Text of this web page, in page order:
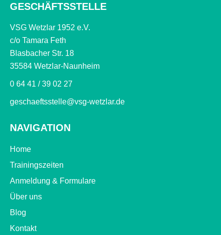
GESCHÄFTSSTELLE
VSG Wetzlar 1952 e.V.
c/o Tamara Feth
Blasbacher Str. 18
35584 Wetzlar-Naunheim
0 64 41 / 39 02 27
geschaeftsstelle@vsg-wetzlar.de
NAVIGATION
Home
Trainingszeiten
Anmeldung & Formulare
Über uns
Blog
Kontakt